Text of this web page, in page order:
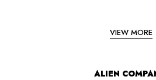
VIEW MORE
ALIEN